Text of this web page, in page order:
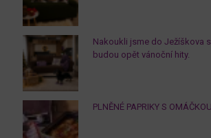
Nakoukli jsme do Ježíškova
budou opět vánoční hity.
PLNĚNÉ PAPRIKY S